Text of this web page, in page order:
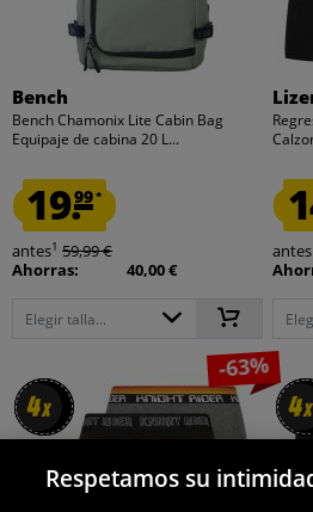
Bench
Bench Chamonix Lite Cabin Bag
Equipaje de cabina 20 L...
19.99*
antes1 59,99 €
Ahorras:
40,00 €
Elegir talla...
antes
4x
4x
-63%
4x
4x
Respetamos su